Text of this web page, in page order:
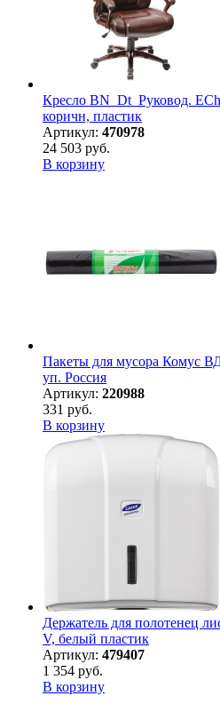
Кресло BN_Dt_Руковод.
коричн, пластик
Артикул: 470978
24 503 руб.
В корзину
Пакеты для мусора Комус
уп. Россия
Артикул: 220988
331 руб.
В корзину
Держатель для полотенец
V, белый пластик
Артикул: 479407
1 354 руб.
В корзину